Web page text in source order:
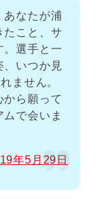
あなたが浦
たこと、サ
。選手と一
、いつか見
ません。
から願って
で会いま
年5月29日